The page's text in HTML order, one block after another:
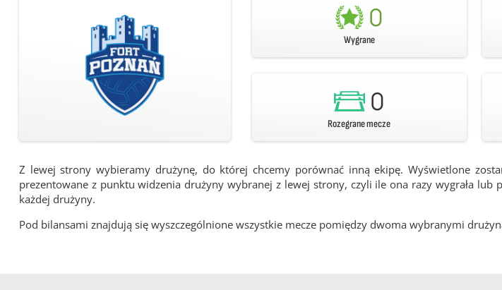
0
Wygrane
0
Rozegrane mecze
Z lewej strony wybieramy drużynę, do której chcemy porównać inną ekipę. Wyświetlone
prezentowane z punktu widzenia drużyny wybranej z lewej strony, czyli ile ona razy wygrała
każdej drużyny.
Pod bilansami znajdują się wyszczególnione wszystkie mecze pomiędzy dwoma wybranymi